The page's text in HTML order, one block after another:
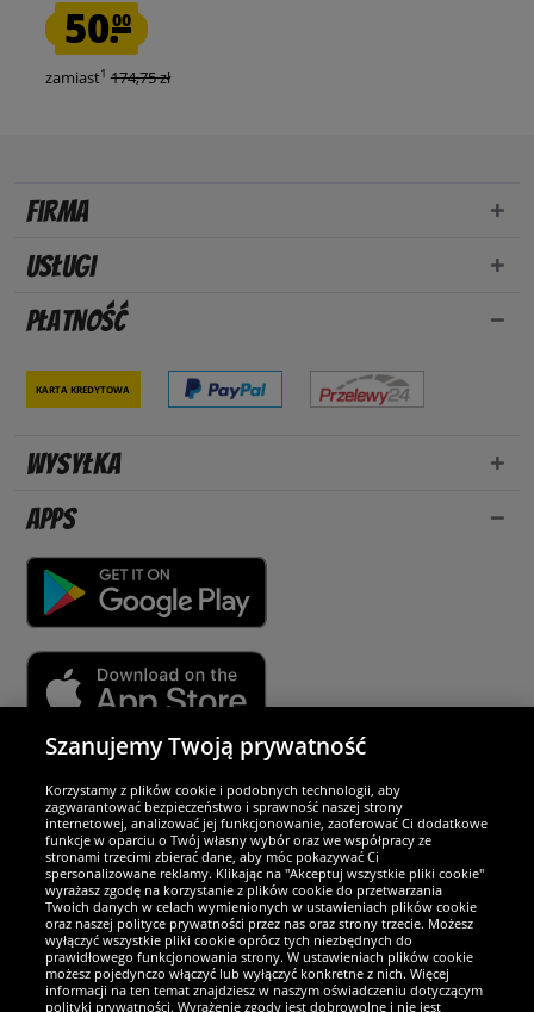
50.00
zamiast1 174,75 zł
Firma
Usługi
Płatność
Karta kredytowa
Wysyłka
Apps
Partnerzy i bezpieczeństwo
Jesteśmy wyjątkowi
Szanujemy Twoją prywatność
Korzystamy z plików cookie i podobnych technologii, aby
zagwarantować bezpieczeństwo i sprawność naszej strony
internetowej, analizować jej funkcjonowanie, zaoferować Ci dodatkowe
funkcje w oparciu o Twój własny wybór oraz we współpracy ze
stronami trzecimi zbierać dane, aby móc pokazywać Ci
spersonalizowane reklamy. Klikając na "Akceptuj wszystkie pliki cookie"
wyrażasz zgodę na korzystanie z plików cookie do przetwarzania
Twoich danych w celach wymienionych w ustawieniach plików cookie
oraz naszej polityce prywatności przez nas oraz strony trzecie. Możesz
wyłączyć wszystkie pliki cookie oprócz tych niezbędnych do
prawidłowego funkcjonowania strony. W ustawieniach plików cookie
możesz pojedynczo włączyć lub wyłączyć konkretne z nich. Więcej
informacji na ten temat znajdziesz w naszym oświadczeniu dotyczącym
polityki prywatności. Wyrażenie zgody jest dobrowolne i nie jest